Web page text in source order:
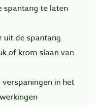
spantang te laten
uit de spantang
of krom slaan van
in het